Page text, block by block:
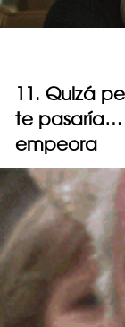
11. Quizá
te pasaría…
empeora